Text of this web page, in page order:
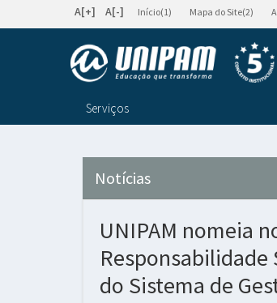
A[+] A[-] Início(1) Mapa do Site(2)
Serviços
Notícias
UNIPAM nomeia
Responsabilidade
do Sistema de